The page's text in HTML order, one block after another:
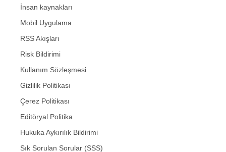
İnsan kaynakları
Mobil Uygulama
RSS Akışları
Risk Bildirimi
Kullanım Sözleşmesi
Gizlilik Politikası
Çerez Politikası
Editöryal Politika
Hukuka Aykırılık Bildirimi
Sık Sorulan Sorular (SSS)